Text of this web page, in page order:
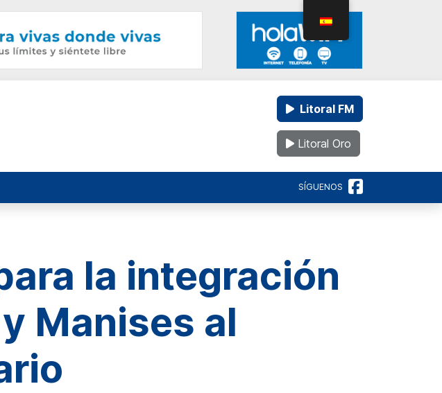
Litoral FM
Litoral Oro
SÍGUENOS
la integración
Manises al